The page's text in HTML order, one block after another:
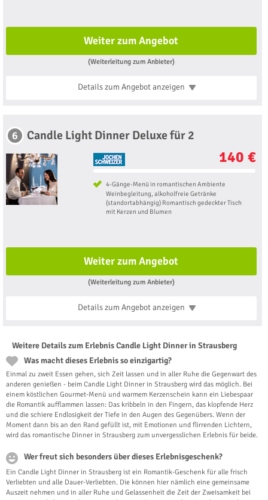
Weiter zum Angebot
(Weiterleitung zum Anbieter)
Details zum Angebotanzeigen
6 Candle Light Dinner Deluxe für 2
140 €
4-Gänge-Menü in romantischen Ambiente
Weinbegleitung, alkoholfreie Getränke
(standortabhängig) Romantisch gedeckter Tisch
mit Kerzen und Blumen
Weiter zum Angebot
(Weiterleitung zum Anbieter)
Details zum Angebotanzeigen
Weitere Details zum Erlebnis Candle Light Dinner in Strausberg
Was macht dieses Erlebnis so einzigartig?
Einmal zu zweit Essen gehen, sich Zeit lassen und in aller Ruhe die Gegenwart des
anderen genießen - beim Candle Light Dinner in Strausberg wird das möglich. Bei
einem köstlichen Gourmet-Menü und warmem Kerzenschein kann ein Liebespaar
die Romantik aufflammen lassen: Das kribbeln in den Fingern, das klopfende Herz
und die schiere Endlosigkeit der Tiefe in den Augen des Gegenübers. Wenn der
Moment dann bis an den Rand gefüllt ist, mit Emotionen und flirrenden Lichtern,
wird das romantische Dinner in Strausberg zum unvergesslichen Erlebnis für beide.
Wer freut sich besonders über dieses Erlebnisgeschenk?
Ein Candle Light Dinner in Strausberg ist ein Romantik-Geschenk für alle frisch
Verliebten und alle Dauer-Verliebten. Die können hier nämlich eine gemeinsame
Auszeit nehmen und in aller Ruhe und Gelassenheit die Zeit der Zweisamkeit bei